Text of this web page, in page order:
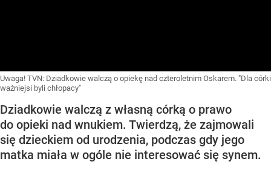
Uwaga! TVN: Dziadkowie walczą o opiekę nad czteroletnim Oskarem. "Dla córki
ważniejsi byli chłopacy"
Dziadkowie walczą z własną córką o prawo
do opieki nad wnukiem. Twierdzą, że zajmowali
się dzieckiem od urodzenia, podczas gdy jego
matka miała w ogóle nie interesować się synem.